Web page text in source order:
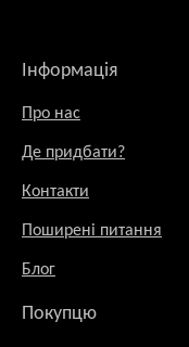
Інформація
Про нас
Де придбати?
Контакти
Поширені питання
Блог
Покупцю